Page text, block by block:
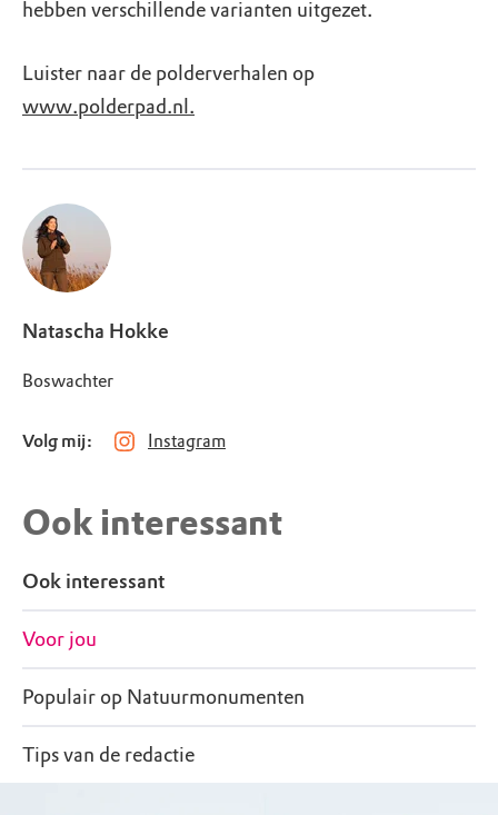
hebben verschillende varianten uitgezet.
Luister naar de polderverhalen op
www.polderpad.nl.
Natascha Hokke
Boswachter
Volg mij: Instagram
Ook interessant
Ook interessant
Voor jou
Populair op Natuurmonumenten
Tips van de redactie